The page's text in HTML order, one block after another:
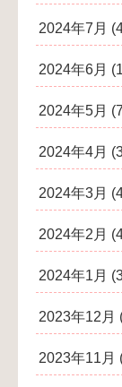
2024年7月
2024年6月
2024年5月
2024年4月
2024年3月
2024年2月
2024年1月
2023年12月
2023年11月